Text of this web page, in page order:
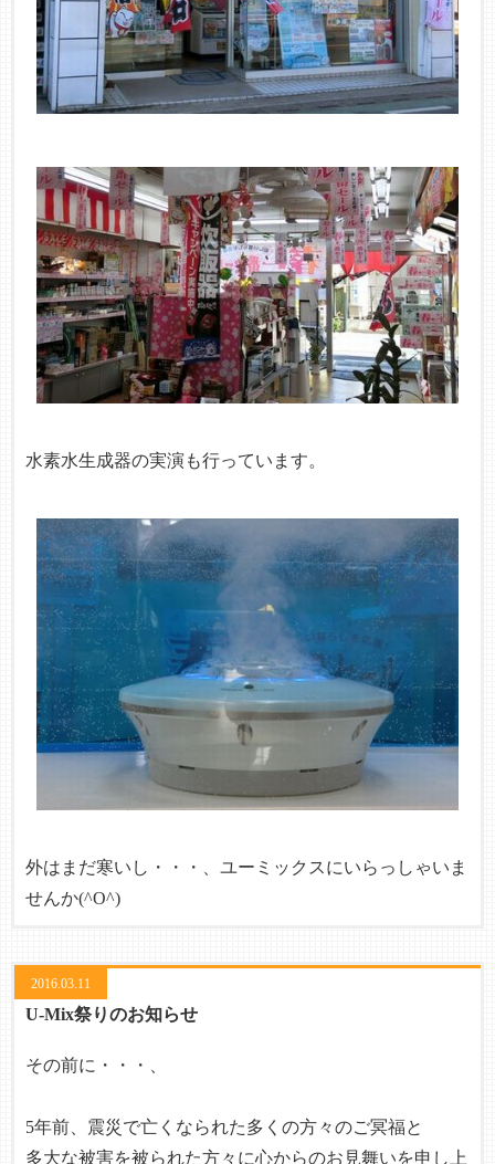
水素水生成器の実演も行っています。
外はまだ寒いし・・・、ユーミックスにいらっしゃいま
せんか(^O^)
2016.03.11
U-Mix祭りのお知らせ
その前に・・・、
5年前、震災で亡くなられた多くの方々のご冥福と
多大な被害を被られた方々に心からのお見舞いを申し上